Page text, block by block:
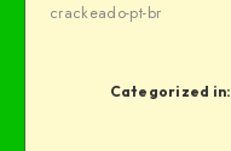
crackeado-pt-br
Categorized in: